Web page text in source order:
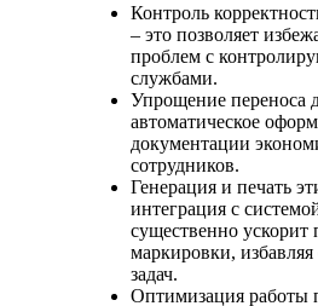
Контроль
– это позволяет
проблем с
службами.
Упрощение переноса
автоматическое
документации
сотрудников.
Генерация и печать
интеграция с
существенно ускорит
маркировки,
задач.
Оптимизация работы